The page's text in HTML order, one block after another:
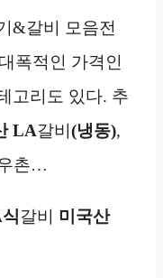
&갈비 모음전
폭적인 가격인
고리도 있다. 추
LA갈비(냉동),
촌…
갈비 미국산